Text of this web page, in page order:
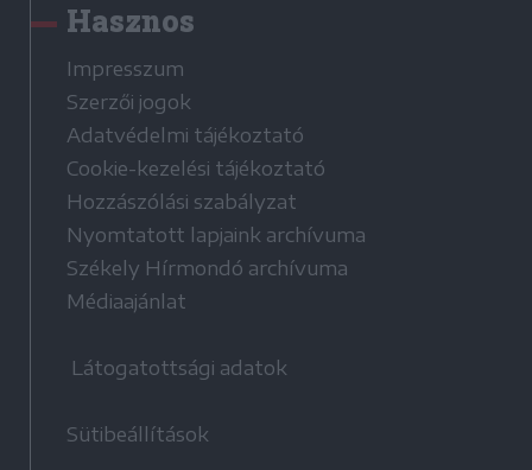
Hasznos
Impresszum
Szerzői jogok
Adatvédelmi tájékoztató
Cookie-kezelési tájékoztató
Hozzászólási szabályzat
Nyomtatott lapjaink archívuma
Székely Hírmondó archívuma
Médiaajánlat
Látogatottsági adatok
Sütibeállítások